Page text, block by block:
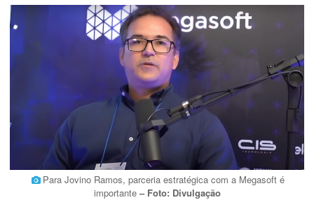
Para Jovino Ramos, parceria estratégica com a Megasoft é
importante – Foto: Divulgação